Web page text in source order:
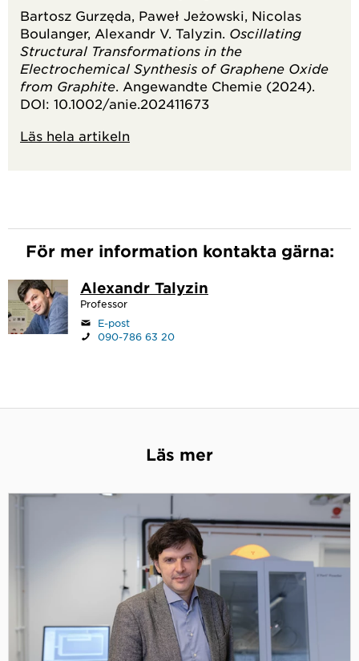
Bartosz Gurzęda, Paweł Jeżowski, Nicolas
Boulanger, Alexandr V. Talyzin. Oscillating
Structural Transformations in the
Electrochemical Synthesis of Graphene Oxide
from Graphite . Angewandte Chemie (2024).
DOI: 10.1002/anie.202411673
Läs hela artikeln
För mer information kontakta gärna:
Alexandr Talyzin
Professor
E-post
090-786 63 20
Läs mer